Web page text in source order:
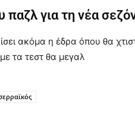
παζλ για τη νέα
ακόμα η έδρα όπου θα
τα τεστ θα μεγαλ